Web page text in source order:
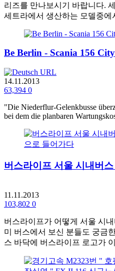
리즈를 만나보시기 바랍니다.
세트라에서 생산하는 모델중에
Be Berlin - Scania 156
14.11.2013
63,394 0
"Die Niederflur-Gelenkbusse
bei dem die planbaren
버스라이프 서울 시내버
11.11.2013
103,802 0
버스라이프가 어떻게 서울 시
미 버스에서 보신 분들도 궁금
스 바닥에 버스라이프 로고가